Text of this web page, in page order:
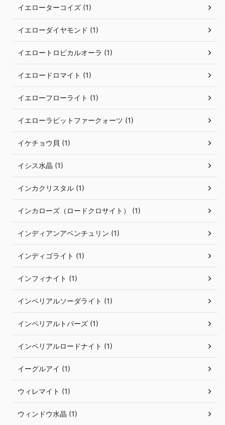
イエローターコイズ (1)
イエローダイヤモンド (1)
イエロートロピカルオーラ (1)
イエロードロマイト (1)
イエローフローライト (1)
イエローラビットファークォーツ (1)
イケチョウ貝 (1)
イシス水晶 (1)
インカクリスタル (1)
インカローズ（ロードクロサイト） (1)
インディアンアベンチュリン (1)
インディゴライト (1)
インフィナイト (1)
インペリアルソーダライト (1)
インペリアルトパーズ (1)
インペリアルロードナイト (1)
イーグルアイ (1)
ウィレマイト (1)
ウィンドウ水晶 (1)